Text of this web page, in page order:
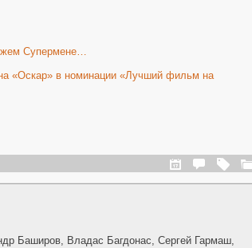
Супермене…
«Оскар» в номинации «Лучший фильм на
Баширов, Владас Багдонас, Сергей Гармаш,